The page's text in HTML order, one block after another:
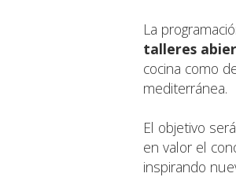
La
talleres
cocina como
mediterránea.
El objetivo
en valor el
inspirando